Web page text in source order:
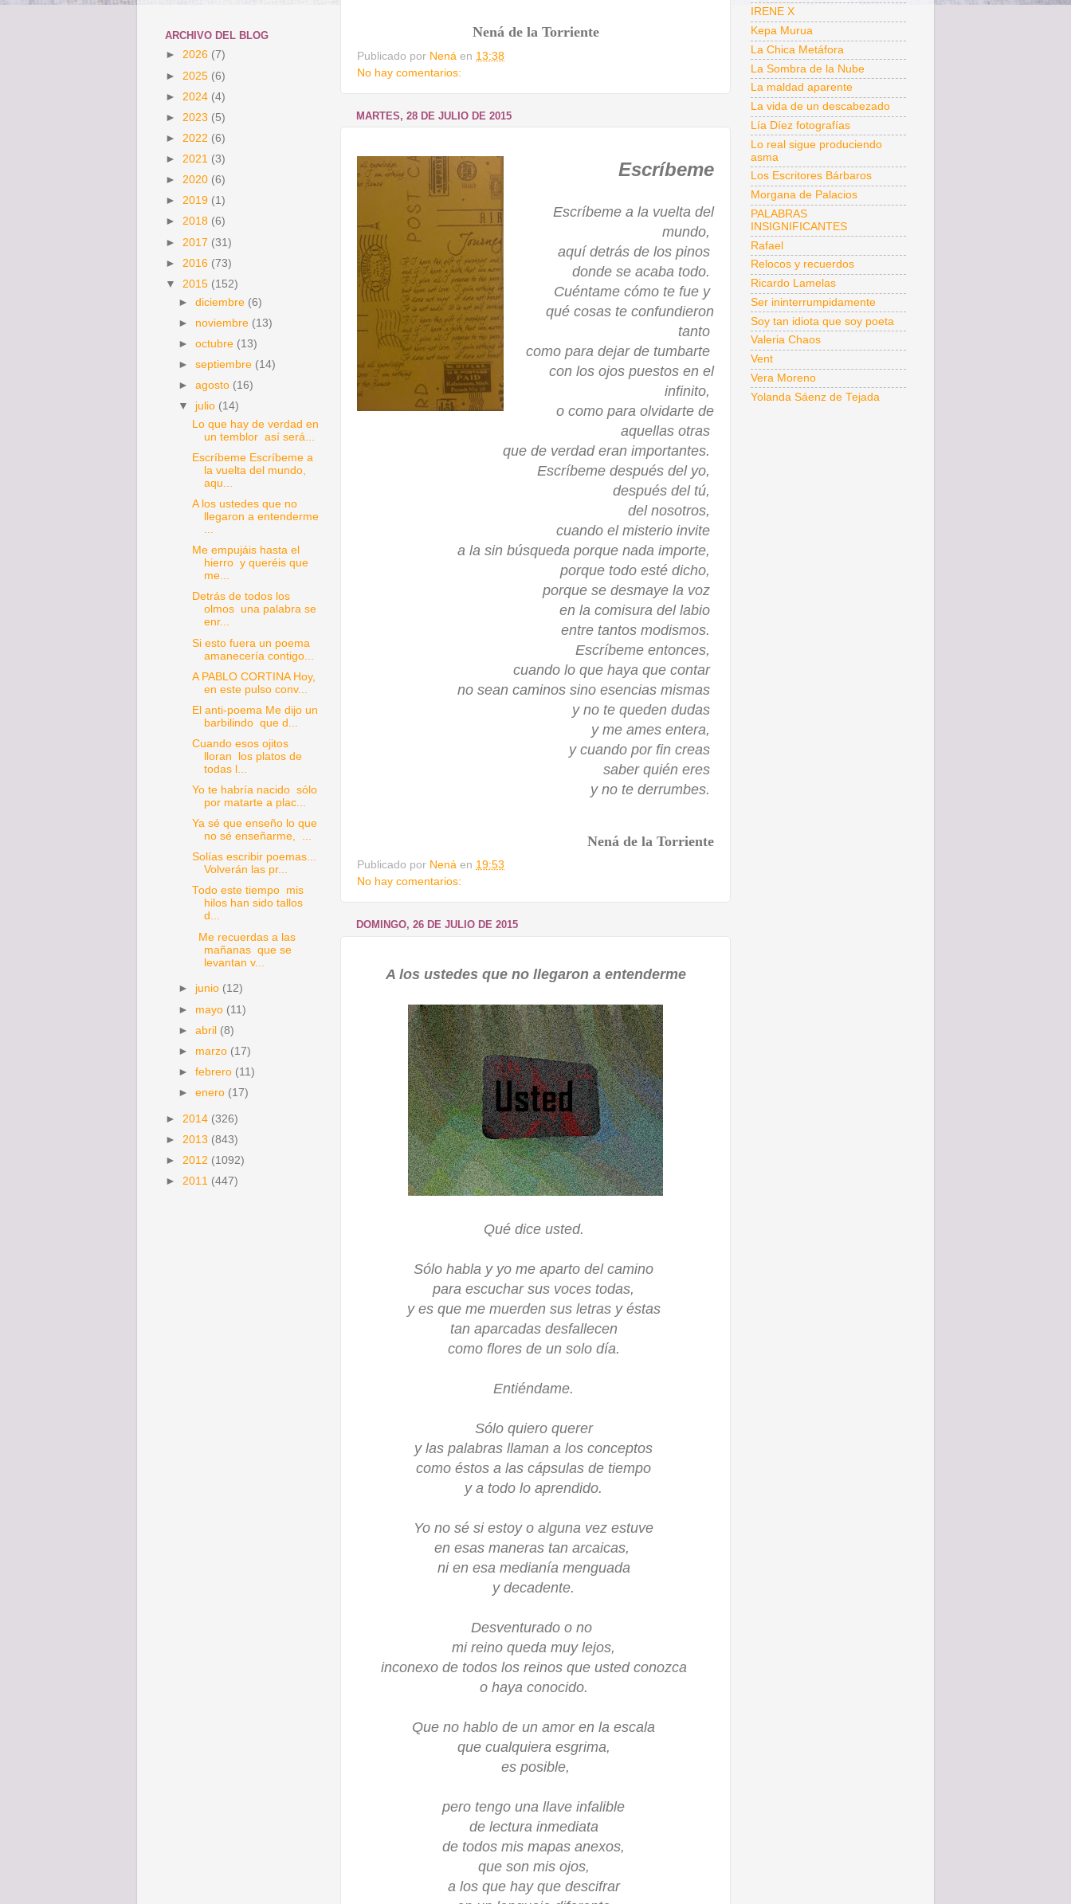
Nená de la Torriente
Publicado por Nená en 13:38
No hay comentarios:
MARTES, 28 DE JULIO DE 2015
Escríbeme
Escríbeme a la vuelta del
mundo,
aquí detrás de los pinos
donde se acaba todo.
Cuéntame cómo te fue y
qué cosas te confundieron
tanto
como para dejar de tumbarte
con los ojos puestos en el
infinito,
o como para olvidarte de
aquellas otras
que de verdad eran importantes.
Escríbeme después del yo,
después del tú,
del nosotros,
cuando el misterio invite
a la sin búsqueda porque nada importe,
porque todo esté dicho,
porque se desmaye la voz
en la comisura del labio
entre tantos modismos.
Escríbeme entonces,
cuando lo que haya que contar
no sean caminos sino esencias mismas
y no te queden dudas
y me ames entera,
y cuando por fin creas
saber quién eres
y no te derrumbes.
Nená de la Torriente
Publicado por Nená en 19:53
No hay comentarios:
DOMINGO, 26 DE JULIO DE 2015
A los ustedes que no llegaron a entenderme
Qué dice usted.
Sólo habla y yo me aparto del camino
para escuchar sus voces todas,
y es que me muerden sus letras y éstas
tan aparcadas desfallecen
como flores de un solo día.
Entiéndame.
Sólo quiero querer
y las palabras llaman a los conceptos
como éstos a las cápsulas de tiempo
y a todo lo aprendido.
Yo no sé si estoy o alguna vez estuve
en esas maneras tan arcaicas,
ni en esa medianía menguada
y decadente.
Desventurado o no
mi reino queda muy lejos,
inconexo de todos los reinos que usted conozca
o haya conocido.
Que no hablo de un amor en la escala
que cualquiera esgrima,
es posible,
pero tengo una llave infalible
de lectura inmediata
de todos mis mapas anexos,
que son mis ojos,
a los que hay que descifrar
ARCHIVO DEL BLOG
► 2026 (7)
► 2025 (6)
► 2024 (4)
► 2023 (5)
► 2022 (6)
► 2021 (3)
► 2020 (6)
► 2019 (1)
► 2018 (6)
► 2017 (31)
► 2016 (73)
▼ 2015 (152)
►diciembre (6)
► noviembre (13)
►octubre (13)
►septiembre (14)
►agosto (16)
▼ julio (14)
Lo que hay de verdad en
un temblor así será...
Escríbeme Escríbeme a
la vuelta del mundo,
aqu...
A los ustedes que no
llegaron a entenderme
...
Me empujáis hasta el
hierro y queréis que
me...
Detrás de todos los
olmos una palabra se
enr...
Si esto fuera un poema
amanecería contigo...
A PABLO CORTINA Hoy,
en este pulso conv...
El anti-poema Me dijo un
barbilindo que d...
Cuando esos ojitos
lloran los platos de
todas l...
Yo te habría nacido sólo
por matarte a plac...
Ya sé que enseño lo que
no sé enseñarme, ...
Solías escribir poemas...
Volverán las pr...
Todo este tiempo mis
hilos han sido tallos
d...
Me recuerdas a las
mañanas que se
levantan v...
► junio (12)
► mayo (11)
►abril (8)
► marzo (17)
►febrero (11)
►enero (17)
► 2014 (326)
► 2013 (843)
► 2012 (1092)
► 2011 (447)
IRENE X
Kepa Murua
La Chica Metáfora
La Sombra de la Nube
La maldad aparente
La vida de un descabezado
Lía Díez fotografías
Lo real sigue produciendo
asma
Los Escritores Bárbaros
Morgana de Palacios
PALABRAS
INSIGNIFICANTES
Rafael
Relocos y recuerdos
Ricardo Lamelas
Ser ininterrumpidamente
Soy tan idiota que soy poeta
Valeria Chaos
Vent
Vera Moreno
Yolanda Sáenz de Tejada